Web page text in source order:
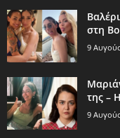
στη
9
της –
9